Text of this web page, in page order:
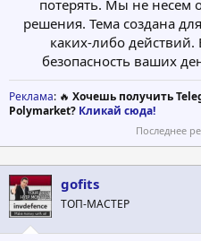
потерять. Мы не несем
решения. Тема создана
каких-либо действий.
безопасность ваших
Реклама: 🔥 Хочешь получить
Polymarket? Кликай сюда!
Последнее
gofits
ТОП-МАСТЕР